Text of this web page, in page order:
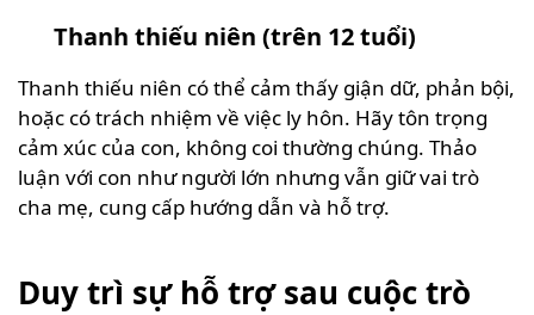
Thanh thiếu niên (trên 12 tuổi)
Thanh thiếu niên có thể cảm thấy giận dữ, phản bội,
hoặc có trách nhiệm về việc ly hôn. Hãy tôn trọng
cảm xúc của con, không coi thường chúng. Thảo
luận với con như người lớn nhưng vẫn giữ vai trò
cha mẹ, cung cấp hướng dẫn và hỗ trợ.
Duy trì sự hỗ trợ sau cuộc trò